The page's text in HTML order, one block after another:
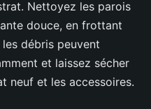
Nettoyez les parois
douce, en frottant
débris peuvent
et laissez sécher
neuf et les accessoires.